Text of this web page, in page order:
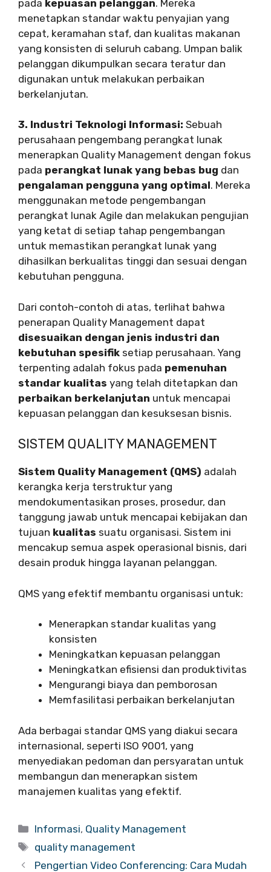
pada kepuasan pelanggan. Mereka
menetapkan standar waktu penyajian yang
cepat, keramahan staf, dan kualitas makanan
yang konsisten di seluruh cabang. Umpan balik
pelanggan dikumpulkan secara teratur dan
digunakan untuk melakukan perbaikan
berkelanjutan.
3. Industri Teknologi Informasi: Sebuah
perusahaan pengembang perangkat lunak
menerapkan Quality Management dengan fokus
pada perangkat lunak yang bebas bug dan
pengalaman pengguna yang optimal. Mereka
menggunakan metode pengembangan
perangkat lunak Agile dan melakukan pengujian
yang ketat di setiap tahap pengembangan
untuk memastikan perangkat lunak yang
dihasilkan berkualitas tinggi dan sesuai dengan
kebutuhan pengguna.
Dari contoh-contoh di atas, terlihat bahwa
penerapan Quality Management dapat
disesuaikan dengan jenis industri dan
kebutuhan spesifik setiap perusahaan. Yang
terpenting adalah fokus pada pemenuhan
standar kualitas yang telah ditetapkan dan
perbaikan berkelanjutan untuk mencapai
kepuasan pelanggan dan kesuksesan bisnis.
SISTEM QUALITY MANAGEMENT
Sistem Quality Management (QMS) adalah
kerangka kerja terstruktur yang
mendokumentasikan proses, prosedur, dan
tanggung jawab untuk mencapai kebijakan dan
tujuan kualitas suatu organisasi. Sistem ini
mencakup semua aspek operasional bisnis, dari
desain produk hingga layanan pelanggan.
QMS yang efektif membantu organisasi untuk:
Menerapkan standar kualitas yang
konsisten
Meningkatkan kepuasan pelanggan
Meningkatkan efisiensi dan produktivitas
Mengurangi biaya dan pemborosan
Memfasilitasi perbaikan berkelanjutan
Ada berbagai standar QMS yang diakui secara
internasional, seperti ISO 9001, yang
menyediakan pedoman dan persyaratan untuk
membangun dan menerapkan sistem
manajemen kualitas yang efektif.
Categories
Informasi, Quality Management
Tags
quality management
Pengertian Video Conferencing: Cara Mudah